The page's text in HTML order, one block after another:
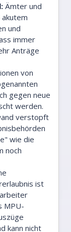
Ämter und
und
immer
Anträge
von
gegen neue
werden.
verstopft
wie die
noch
ist
MPU-
kann nicht